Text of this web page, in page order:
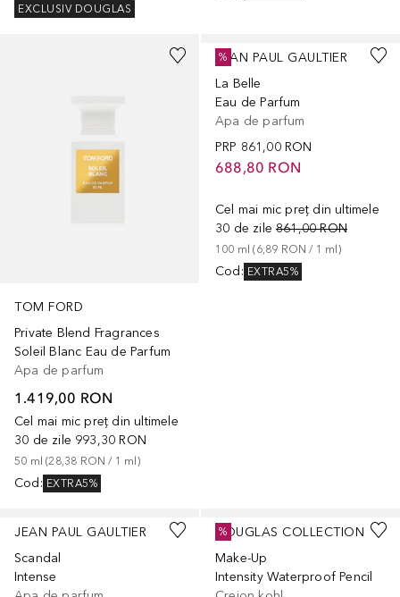
EXCLUSIV DOUGLAS
TOM FORD
Private Blend Fragrances
Soleil Blanc Eau de Parfum
Apa de parfum
1.419,00 RON
Cel mai mic preț din ultimele
30 de zile 993,30 RON
50 ml (28,38 RON / 1 ml )
Cod : EXTRA5%
JEAN PAUL GAULTIER
La Belle
Eau de Parfum
Apa de parfum
PRP 861,00 RON
688,80 RON
Cel mai mic preț din ultimele
30 de zile 861,00 RON
100 ml (6,89 RON / 1 ml )
Cod : EXTRA5%
%
JEAN PAUL GAULTIER
Scandal
Intense
DOUGLAS COLLECTION
Make-Up
Intensity Waterproof Pencil
%